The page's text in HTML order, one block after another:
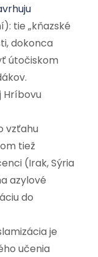
tie „kňazské
dokonca
útočiskom
Hríbovu
vzťahu
tiež
(Irak, Sýria
azylové
do
je
učenia